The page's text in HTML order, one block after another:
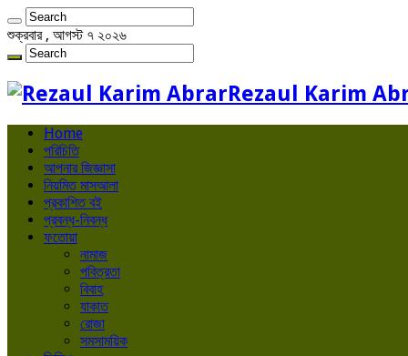
শুক্রবার , আগস্ট ৭ ২০২৬
Rezaul Karim
Home
পরিচিতি
আপনার জিজ্ঞাসা
নিয়মিত মাসআলা
প্রকাশিত বই
প্রবন্ধ-নিবন্ধ
ফতোয়া
নামাজ
পবিত্রতা
বিবাহ
যাকাত
রোজা
সমসাময়িক